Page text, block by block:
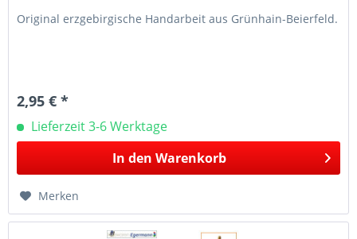
Original erzgebirgische Handarbeit aus Grünhain-Beierfeld.
2,95 € *
Lieferzeit 3-6 Werktage
In den Warenkorb
Merken